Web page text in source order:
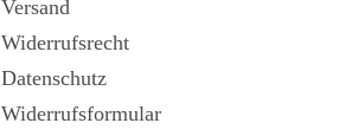
Versand
Widerrufsrecht
Datenschutz
Widerrufsformular